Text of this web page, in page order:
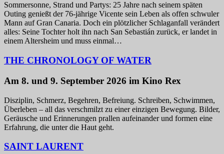
Sommersonne, Strand und Partys: 25 Jahre nach seinem späten
Outing genießt der 76-jährige Vicente sein Leben als offen schwuler
Mann auf Gran Canaria. Doch ein plötzlicher Schlaganfall verändert
alles: Seine Tochter holt ihn nach San Sebastián zurück, er landet in
einem Altersheim und muss einmal…
THE CHRONOLOGY OF WATER
Am 8. und 9. September 2026 im Kino Rex
Disziplin, Schmerz, Begehren, Befreiung. Schreiben, Schwimmen,
Überleben – all das verschmilzt zu einer einzigen Bewegung. Bilder,
Geräusche und Erinnerungen prallen aufeinander und formen eine
Erfahrung, die unter die Haut geht.
SAINT LAURENT